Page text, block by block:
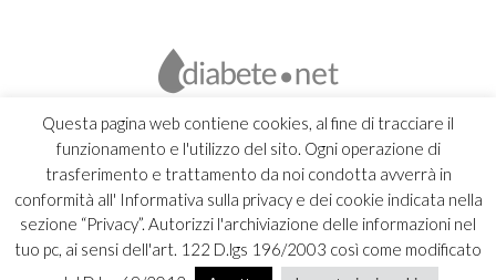
Questa pagina web contiene cookies, al fine di tracciare il
funzionamento e l'utilizzo del sito. Ogni operazione di
trasferimento e trattamento da noi condotta avverrà in
conformità all' Informativa sulla privacy e dei cookie indicata nella
sezione “Privacy”. Autorizzi l'archiviazione delle informazioni nel
tuo pc, ai sensi dell'art. 122 D.lgs 196/2003 così come modificato